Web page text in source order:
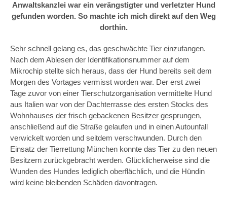
Anwaltskanzlei war ein verängstigter und verletzter Hund
gefunden worden. So machte ich mich direkt auf den Weg
dorthin.
Sehr schnell gelang es, das geschwächte Tier einzufangen.
Nach dem Ablesen der Identifikationsnummer auf dem
Mikrochip stellte sich heraus, dass der Hund bereits seit dem
Morgen des Vortages vermisst worden war. Der erst zwei
Tage zuvor von einer Tierschutzorganisation vermittelte Hund
aus Italien war von der Dachterrasse des ersten Stocks des
Wohnhauses der frisch gebackenen Besitzer gesprungen,
anschließend auf die Straße gelaufen und in einen Autounfall
verwickelt worden und seitdem verschwunden. Durch den
Einsatz der Tierrettung München konnte das Tier zu den neuen
Besitzern zurückgebracht werden. Glücklicherweise sind die
Wunden des Hundes lediglich oberflächlich, und die Hündin
wird keine bleibenden Schäden davontragen.